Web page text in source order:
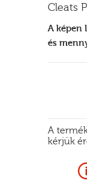
Cleats
A képen
és
A
kérjük